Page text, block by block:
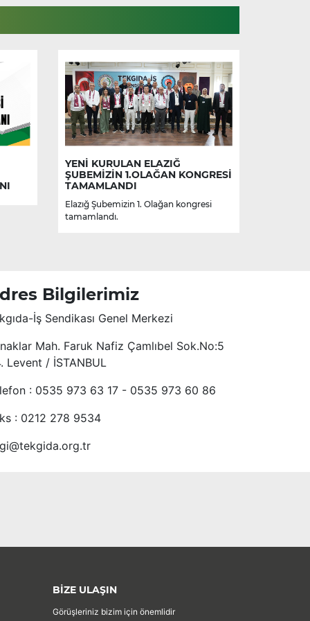
YENİ KURULAN ELAZIĞ
ŞUBEMİZİN 1.OLAĞAN KONGRESİ
TAMAMLANDI
Elazığ Şubemizin 1. Olağan kongresi
tamamlandı.
Bilgilerimiz
İş Sendikası Genel Merkezi
Mah. Faruk Nafiz Çamlıbel Sok.No:5
Levent / İSTANBUL
: 0535 973 63 17 - 0535 973 60 86
: 0212 278 9534
BİZE ULAŞIN
Görüşleriniz bizim için önemlidir